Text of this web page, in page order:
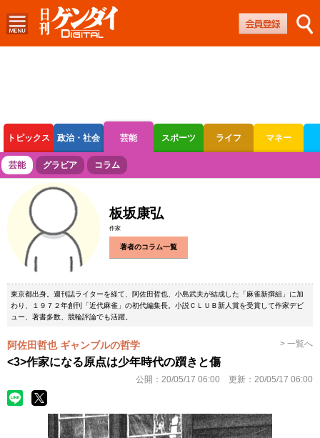
トピックス 政治・社会 芸能 スポーツ ライフ マネー
ボートレース 競輪 オートレース
芸能 グラビア コラム
板坂康弘
作家
著者のコラム一覧
東京都出身。週刊誌ライターを経て、阿佐田哲也、小島武夫が結成した「麻雀新撰組」に加
わり、１９７２年創刊「近代麻雀」の初代編集長。小説ＣＬＵＢ新人賞を受賞して作家デビ
ュー、著書多数、競輪評論でも活躍。
阿佐田哲也 ギャンブルの哲学 > 一覧へ
<3>作家になる原点は少年時代の躓きと傷
公開： 20/05/17 06:00 更新： 20/05/17 06:00